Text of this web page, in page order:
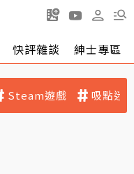
快評雜談 紳士專區
Steam遊戲 吸點迷